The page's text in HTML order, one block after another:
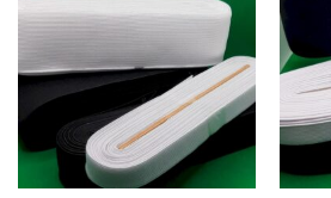
Додати
списку
бажань